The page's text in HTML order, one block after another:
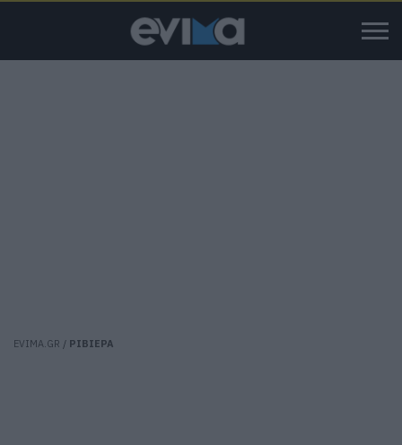
EVIMA.GR / ΡΙΒΙΕΡΑ